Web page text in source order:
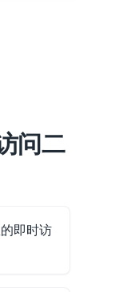
问二
即时访